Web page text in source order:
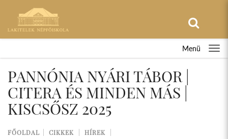
Menü
PANNÓNIA NYÁRI TÁBOR |
CITERA ÉS MINDEN MÁS |
KISCSŐSZ 2025
FŐOLDAL CIKKEK
HÍREK